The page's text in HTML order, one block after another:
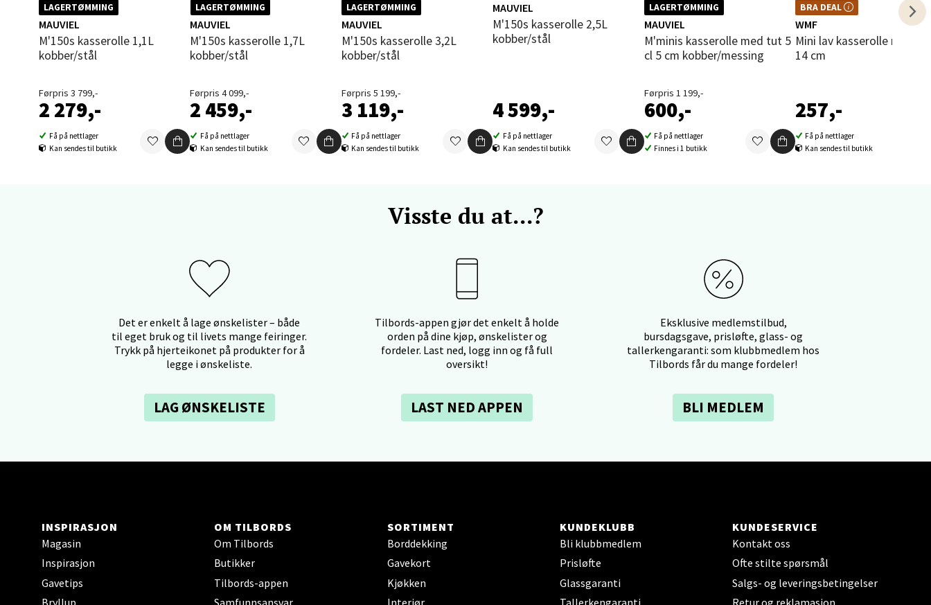
LAGERTØMMING
MAUVIEL
M'150s kasserolle 1,1L
kobber/stål
Førpris 3 799,-
2 279,-
Få på nettlager
Kan sendes til butikk
LAGERTØMMING
MAUVIEL
M'150s kasserolle 1,7L
kobber/stål
Førpris 4 099,-
2 459,-
Få på nettlager
Kan sendes til butikk
LAGERTØMMING
MAUVIEL
M'150s kasserolle 3,2L
kobber/stål
Førpris 5 199,-
3 119,-
Få på nettlager
Kan sendes til butikk
MAUVIEL
M'150s kasserolle 2,5L
kobber/stål
4 599,-
Få på nettlager
Kan sendes til butikk
LAGERTØMMING
MAUVIEL
M'minis kasserolle med tut 5
cl 5 cm kobber/messing
Førpris 1 199,-
600,-
Få på nettlager
Finnes i 1 butikk
BRA DEAL
BRA DEAL – et godt kjøp, hele året.
Kan ikke kombineres med kuponger
eller andre tilbud.
WMF
Mini lav kasserolle med lokk
14 cm
257,-
Få på nettlager
Kan sendes til butikk
Visste du at...?
Det er enkelt å lage ønskelister – både
til eget bruk og til livets mange feiringer.
Trykk på hjerteikonet på produkter for å
legge i ønskeliste.
LAG ØNSKELISTE
Tilbords-appen gjør det enkelt å holde
orden på dine kjøp, ønskelister og
fordeler. Last ned, logg inn og få full
oversikt!
LAST NED APPEN
Eksklusive medlemstilbud,
bursdagsgave, prisløfte, glass- og
tallerkengaranti: som klubbmedlem hos
Tilbords får du mange fordeler!
BLI MEDLEM
INSPIRASJON
Magasin
Inspirasjon
Gavetips
OM TILBORDS
Om Tilbords
Butikker
Tilbords-appen
SORTIMENT
Borddekking
Gavekort
Kjøkken
KUNDEKLUBB
Bli klubbmedlem
Prisløfte
Glassgaranti
KUNDESERVICE
Kontakt oss
Ofte stilte spørsmål
Salgs- og leveringsbetingelser
Sandvika - Thon Senter Sandvika
Brodtkorbsgate 7, 1338 Sandvika
Åpent i dag 09-19
0 i butikk
Sartorvegen 12, 5353 Straume
Trondheim - Sirkus Shopping
Falkenborgveien 5, 7044 Trondheim
Sortland - Sortland Storsenter